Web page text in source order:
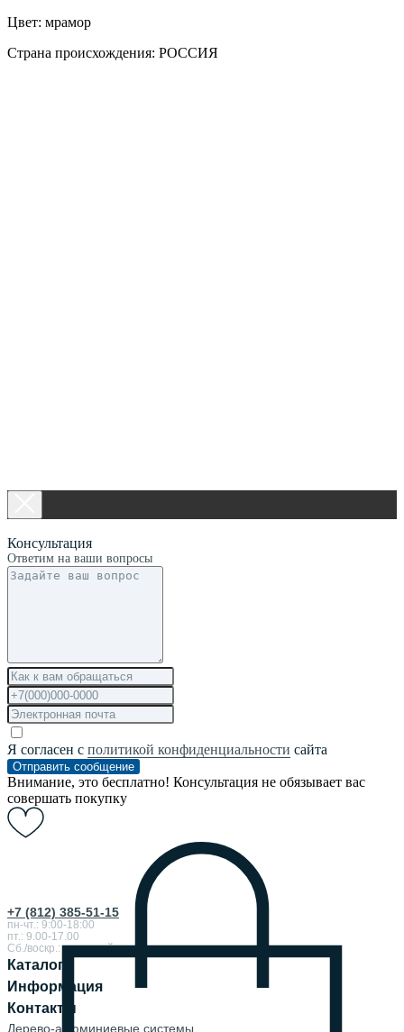
Цвет: мрамор
Страна происхождения: РОССИЯ
+7 (812) 385-51-15
пн-чт.: 9:00-18:00
пт.: 9.00-17.00
Сб./воскр.: выходной
Каталог
Информация
Контакты
Дерево-алюминиевые системы
Консультация
Ответим на ваши вопросы
Я согласен с политикой конфиденциальности сайта
Отправить сообщение
Внимание, это бесплатно! Консультация не обязывает вас
совершать покупку